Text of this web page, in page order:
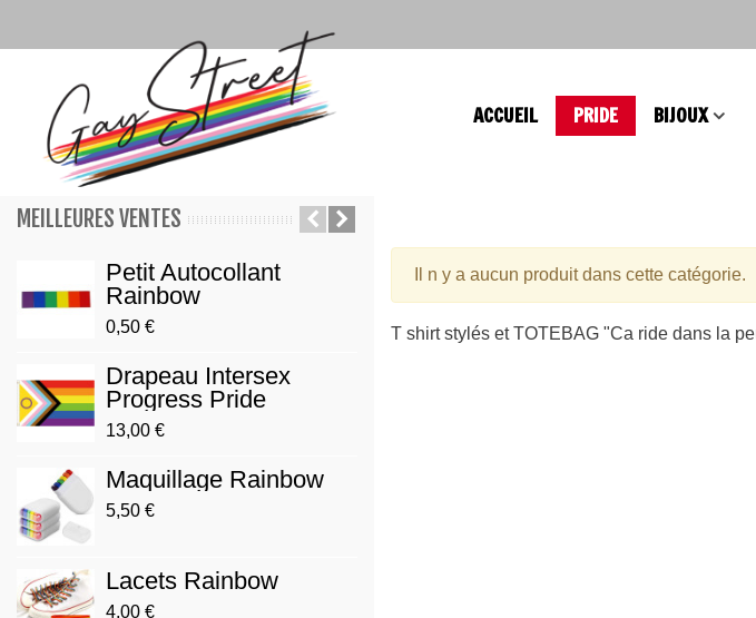
ACCUEIL PRIDE BIJOUX
MEILLEURES VENTES
Petit Autocollant
Rainbow
0,50 €
Drapeau Intersex
Progress Pride
13,00 €
Maquillage Rainbow
5,50 €
Lacets Rainbow
4,00 €
Pin's Intersex Progress
Pride
3,90 €
Il n y a aucun produit dans cette catégorie.
T shirt stylés et TOTEBAG "Ca ride dans la